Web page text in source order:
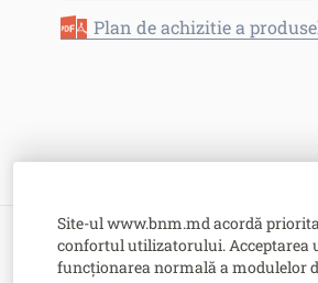
Site-ul www.bnm.md acordă
confortul utilizatorului. Acceptarea
funcționarea normală a modulelor
Plan de achizitie a
Bulevardul Grigore Vieru nr. 1,